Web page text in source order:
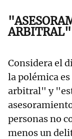
ARBITRAL"
Considera el
la polémica
arbitral" y
personas no
menos un